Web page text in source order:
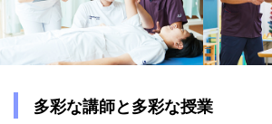
多彩な講師と多彩な授業